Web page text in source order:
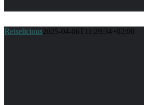
Reiselicious2025-04-06T11:29:34+02:00